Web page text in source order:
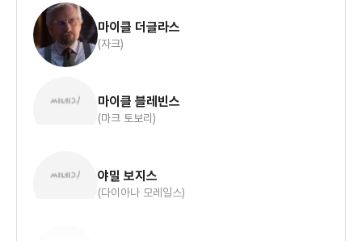
마이클 더글라스
(자크)
마이클 블레빈스
(마크 토보리)
야밀 보지스
(다이아나 모레일스)